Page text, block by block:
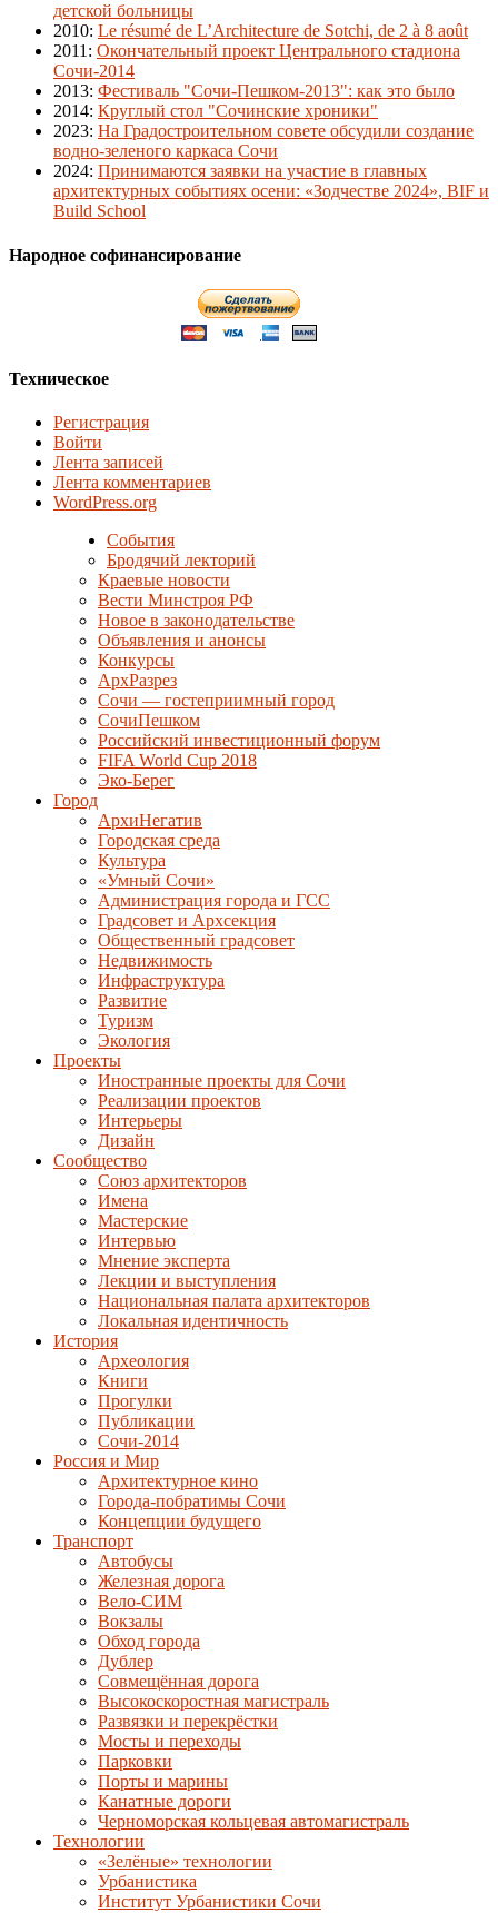
детской больницы
2010: Le résumé de L’Architecture de Sotchi, de 2 à 8 août
2011: Окончательный проект Центрального стадиона
Сочи-2014
2013: Фестиваль "Сочи-Пешком-2013": как это было
2014: Круглый стол "Сочинские хроники"
2023: На Градостроительном совете обсудили создание
водно-зеленого каркаса Сочи
2024: Принимаются заявки на участие в главных
архитектурных событиях осени: «Зодчестве 2024», BIF и
Build School
Народное софинансирование
Техническое
Регистрация
Войти
Лента записей
Лента комментариев
WordPress.org
События
Бродячий лекторий
Краевые новости
Вести Минстроя РФ
Новое в законодательстве
Объявления и анонсы
Конкурсы
АрхРазрез
Сочи — гостеприимный город
СочиПешком
Российский инвестиционный форум
FIFA World Cup 2018
Эко-Берег
Город
АрхиНегатив
Городская среда
Культура
«Умный Сочи»
Администрация города и ГСС
Градсовет и Архсекция
Общественный градсовет
Недвижимость
Инфраструктура
Развитие
Туризм
Экология
Проекты
Иностранные проекты для Сочи
Реализации проектов
Интерьеры
Дизайн
Сообщество
Союз архитекторов
Имена
Мастерские
Интервью
Мнение эксперта
Лекции и выступления
Национальная палата архитекторов
Локальная идентичность
История
Археология
Книги
Прогулки
Публикации
Сочи-2014
Россия и Мир
Архитектурное кино
Города-побратимы Сочи
Концепции будущего
Транспорт
Автобусы
Железная дорога
Вело-СИМ
Вокзалы
Обход города
Дублер
Совмещённая дорога
Высокоскоростная магистраль
Развязки и перекрёстки
Мосты и переходы
Парковки
Порты и марины
Канатные дороги
Черноморская кольцевая автомагистраль
Технологии
«Зелёные» технологии
Урбанистика
Институт Урбанистики Сочи